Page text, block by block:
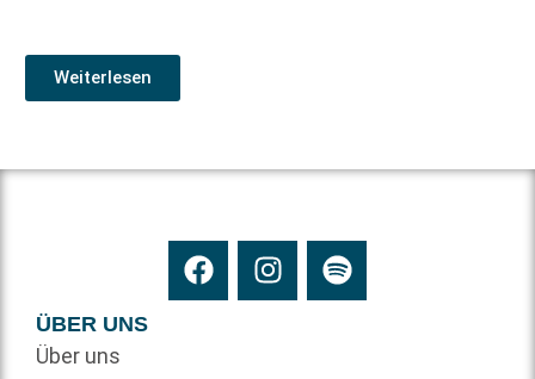
Weiterlesen
ÜBER UNS
Über uns